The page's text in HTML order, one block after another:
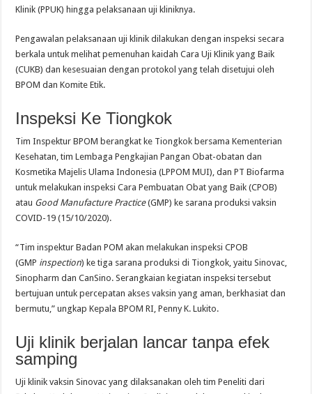
Klinik (PPUK) hingga pelaksanaan uji kliniknya.
Pengawalan pelaksanaan uji klinik dilakukan dengan inspeksi secara
berkala untuk melihat pemenuhan kaidah Cara Uji Klinik yang Baik
(CUKB) dan kesesuaian dengan protokol yang telah disetujui oleh
BPOM dan Komite Etik.
Inspeksi Ke Tiongkok
Tim Inspektur BPOM berangkat ke Tiongkok bersama Kementerian
Kesehatan, tim Lembaga Pengkajian Pangan Obat-obatan dan
Kosmetika Majelis Ulama Indonesia (LPPOM MUI), dan PT Biofarma
untuk melakukan inspeksi Cara Pembuatan Obat yang Baik (CPOB)
atau Good Manufacture Practice(GMP) ke sarana produksi vaksin
COVID-19 (15/10/2020).
“Tim inspektur Badan POM akan melakukan inspeksi CPOB
(GMP inspection) ke tiga sarana produksi di Tiongkok, yaitu Sinovac,
Sinopharm dan CanSino. Serangkaian kegiatan inspeksi tersebut
bertujuan untuk percepatan akses vaksin yang aman, berkhasiat dan
bermutu,” ungkap Kepala BPOM RI, Penny K. Lukito.
Uji klinik berjalan lancar tanpa efek
samping
Uji klinik vaksin Sinovac yang dilaksanakan oleh tim Peneliti dari